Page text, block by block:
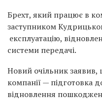
Брехт, який працює в
заступником
експлуатацію,
системи передачі.
Новий очільник заявив,
компанії — підготовка
відновлення